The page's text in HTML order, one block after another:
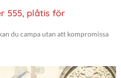
555, plåtis för
du campa utan att kompromissa